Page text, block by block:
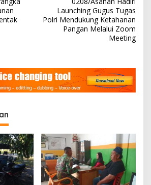
Launching Gugus Tugas
Polri Mendukung Ketahanan
Pangan Melalui Zoom
Meeting